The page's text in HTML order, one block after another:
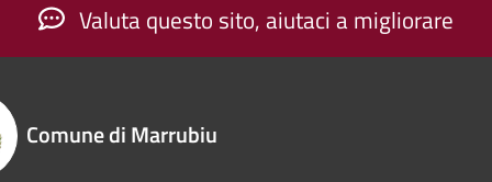
Valuta questo sito, aiutaci a migliorare
Comune di Marrubiu